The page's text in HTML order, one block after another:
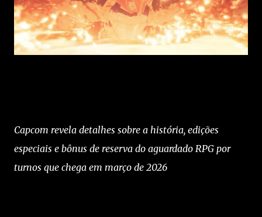
Capcom revela detalhes sobre a história, edições
especiais e bônus de reserva do aguardado RPG por
turnos que chega em março de 2026